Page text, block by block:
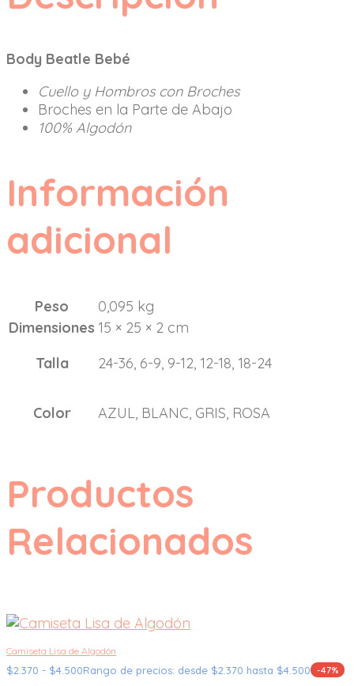
Body Beatle Bebé
Cuello y Hombros con Broches
Broches en la Parte de Abajo
100% Algodón
Información
adicional
Peso
0,095 kg
Dimensiones 15 × 25 × 2 cm
Talla
24-36, 6-9, 9-12, 12-18, 18-24
Color AZUL, BLANC, GRIS, ROSA
Productos
Relacionados
Camiseta Lisa de Algodón
$2.370 - $4.500Rango de precios: desde $2.370 hasta $4.500 -47%